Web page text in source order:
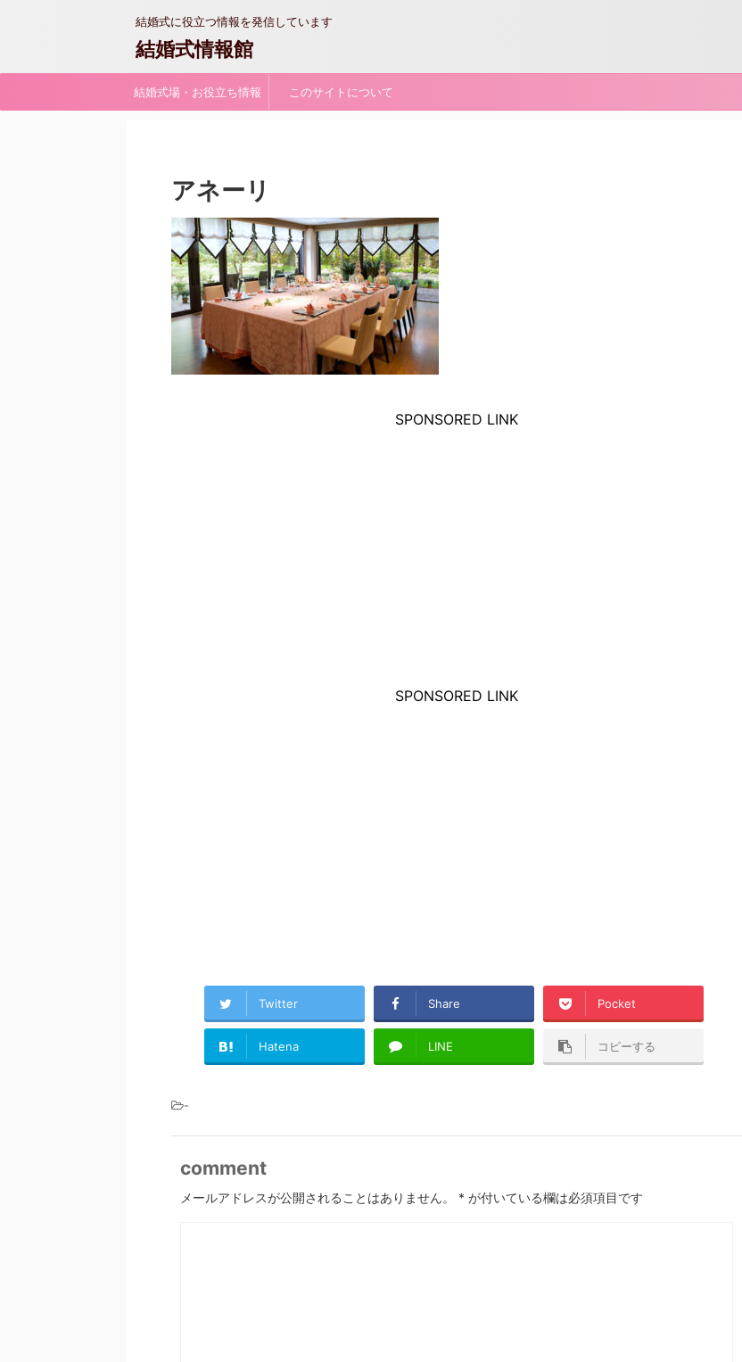
結婚式に役立つ情報を発信しています
結婚式情報館
結婚式場・お役立ち情報 このサイトについて
アネーリ
SPONSORED LINK
SPONSORED LINK
Twitter Share Pocket
Hatena LINE コピーする
-
comment
メールアドレスが公開されることはありません。 * が付いている欄は必須項目です